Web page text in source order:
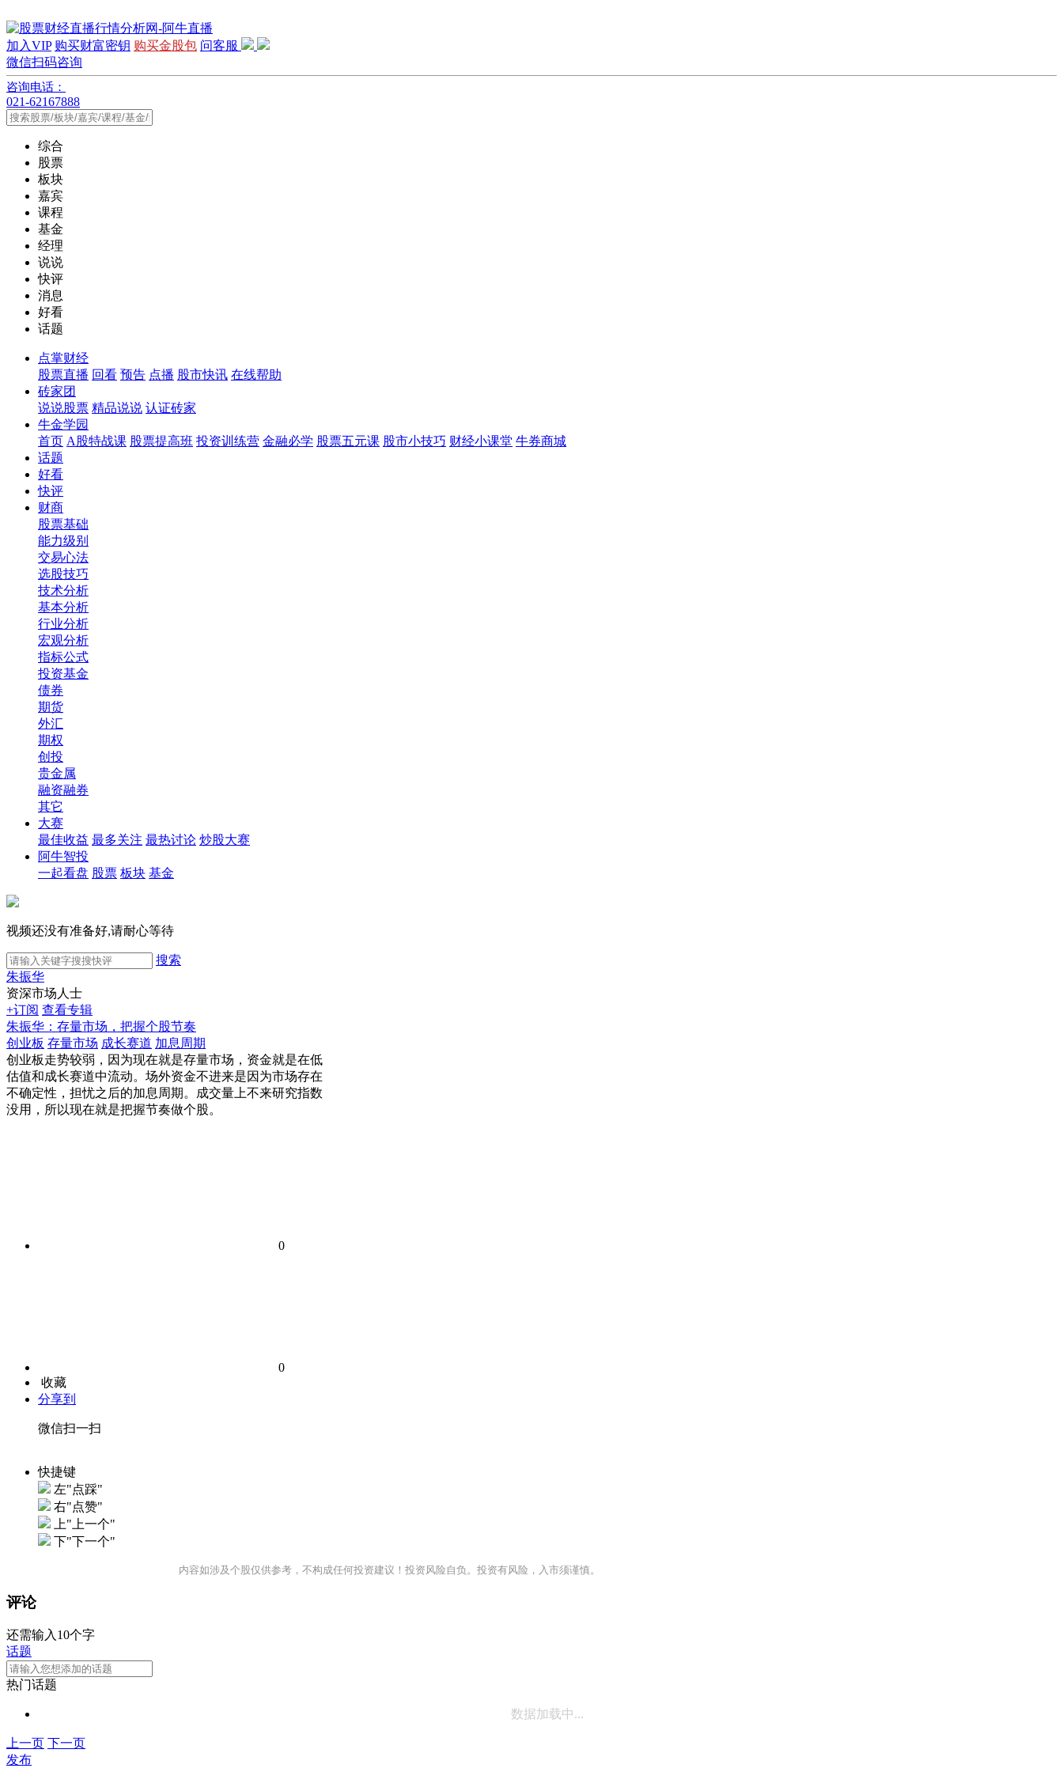
加入VIP 购买财富密钥 购买金股包 问客服
微信扫码咨询
咨询电话：
021-62167888
综合
股票
板块
嘉宾
课程
基金
经理
说说
快评
消息
好看
话题
点掌财经
股票直播 回看 预告 点播 股市快讯 在线帮助
砖家团
说说股票 精品说说 认证砖家
牛金学园
首页 A股特战课 股票提高班 投资训练营 金融必学 股票五元课 股市小技巧 财经小课堂 牛券商城
话题
好看
快评
财商
股票基础
能力级别
交易心法
选股技巧
技术分析
基本分析
行业分析
宏观分析
指标公式
投资基金
债券
期货
外汇
期权
创投
贵金属
融资融券
其它
大赛
最佳收益 最多关注 最热讨论 炒股大赛
阿牛智投
一起看盘 股票 板块 基金
视频还没有准备好,请耐心等待
搜索
朱振华
资深市场人士
+订阅 查看专辑
朱振华：存量市场，把握个股节奏
创业板 存量市场 成长赛道 加息周期
创业板走势较弱，因为现在就是存量市场，资金就是在低
估值和成长赛道中流动。场外资金不进来是因为市场存在
不确定性，担忧之后的加息周期。成交量上不来研究指数
没用，所以现在就是把握节奏做个股。
0
0
收藏
分享到
微信扫一扫
快捷键
左"点踩"
右"点赞"
上"上一个"
下"下一个"
内容如涉及个股仅供参考，不构成任何投资建议！投资风险自负。投资有风险，入市须谨慎。
评论
还需输入10个字
话题
热门话题
数据加载中...
上一页 下一页
发布